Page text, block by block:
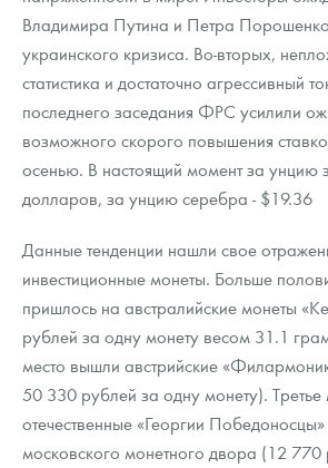
Русская нумизматика
Золотая карманная галерея
Наборы подарочных и коллекционных монет
Монеты и жетоны из недрагоценных металлов
Книги по нумизматике
Владимира Путина и Петра
украинского кризиса. Во-вторых,
статистика и достаточно агрессивный
последнего заседания ФРС усилили
возможного скорого повышения
осенью. В настоящий момент за унцию
долларов, за унцию серебра - $19.36
Данные тенденции нашли свое
инвестиционные монеты. Больше
пришлось на австралийские монеты
рублей за одну монету весом 31.1
место вышли австрийские
50 330 рублей за одну монету). Третье
отечественные «Георгии Победоносцы»
московского монетного двора (12 770